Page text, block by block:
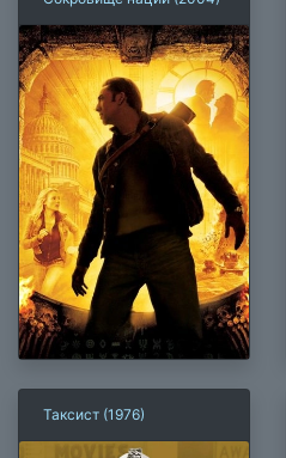
Таксист (1976)